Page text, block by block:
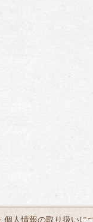
個人情報の取り扱いに